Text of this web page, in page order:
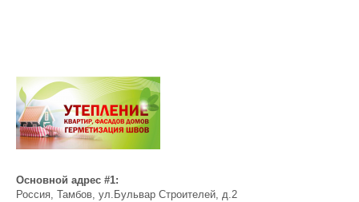
Основной адрес #1:
Россия, Тамбов, ул.Бульвар Строителей, д.2